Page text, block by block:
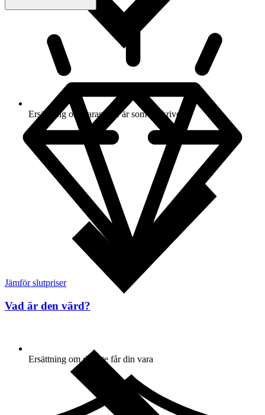
Ersättning om varan inte är som beskriven
Ersättning om du inte får din vara
Jämför slutpriser
Vad är den värd?